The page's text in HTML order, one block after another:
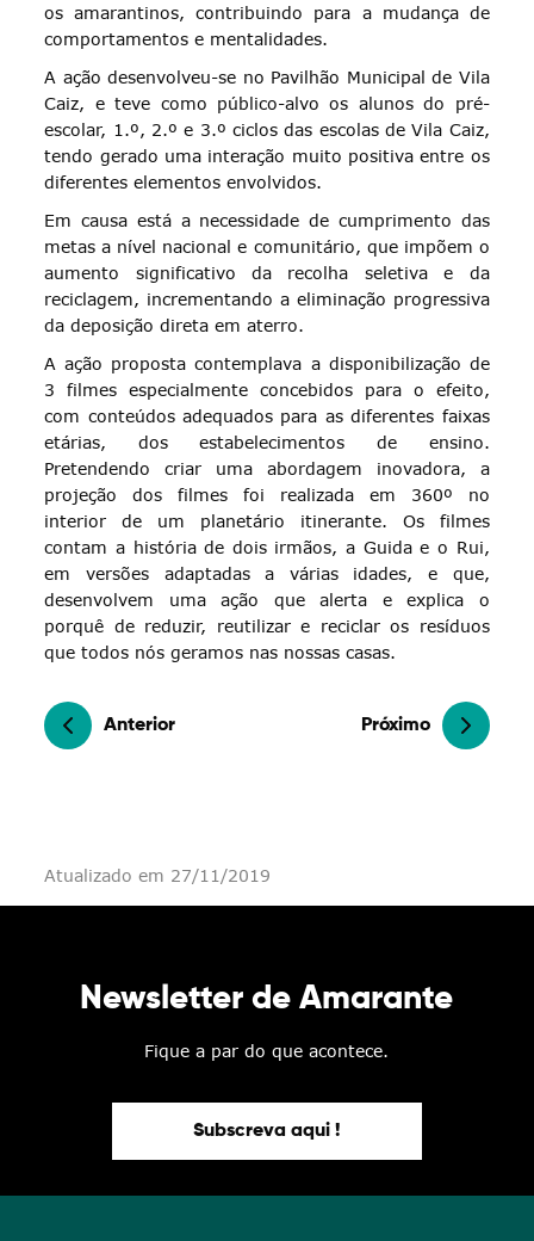
os amarantinos, contribuindo para a mudança de
comportamentos e mentalidades.
A ação desenvolveu-se no Pavilhão Municipal de Vila
Caiz, e teve como público-alvo os alunos do pré-
escolar, 1.º, 2.º e 3.º ciclos das escolas de Vila Caiz,
tendo gerado uma interação muito positiva entre os
diferentes elementos envolvidos.
Em causa está a necessidade de cumprimento das
metas a nível nacional e comunitário, que impõem o
aumento significativo da recolha seletiva e da
reciclagem, incrementando a eliminação progressiva
da deposição direta em aterro.
A ação proposta contemplava a disponibilização de
3 filmes especialmente concebidos para o efeito,
com conteúdos adequados para as diferentes faixas
etárias, dos estabelecimentos de ensino.
Pretendendo criar uma abordagem inovadora, a
projeção dos filmes foi realizada em 360º no
interior de um planetário itinerante. Os filmes
contam a história de dois irmãos, a Guida e o Rui,
em versões adaptadas a várias idades, e que,
desenvolvem uma ação que alerta e explica o
porquê de reduzir, reutilizar e reciclar os resíduos
que todos nós geramos nas nossas casas.
Anterior Próximo
Atualizado em 27/11/2019
Newsletter de Amarante
Fique a par do que acontece.
Subscreva aqui !